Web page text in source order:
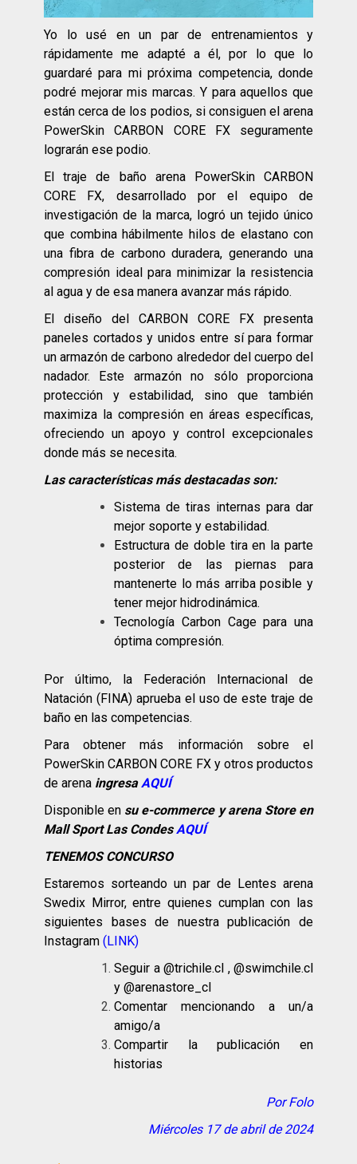
Yo lo usé en un par de entrenamientos y
rápidamente me adapté a él, por lo que lo
guardaré para mi próxima competencia, donde
podré mejorar mis marcas. Y para aquellos que
están cerca de los podios, si consiguen el arena
PowerSkin CARBON CORE FX seguramente
lograrán ese podio.
El traje de baño arena PowerSkin CARBON
CORE FX, desarrollado por el equipo de
investigación de la marca, logró un tejido único
que combina hábilmente hilos de elastano con
una fibra de carbono duradera, generando una
compresión ideal para minimizar la resistencia
al agua y de esa manera avanzar más rápido.
El diseño del CARBON CORE FX presenta
paneles cortados y unidos entre sí para formar
un armazón de carbono alrededor del cuerpo del
nadador. Este armazón no sólo proporciona
protección y estabilidad, sino que también
maximiza la compresión en áreas específicas,
ofreciendo un apoyo y control excepcionales
donde más se necesita.
Las características más destacadas son:
Sistema de tiras internas para dar
mejor soporte y estabilidad.
Estructura de doble tira en la parte
posterior de las piernas para
mantenerte lo más arriba posible y
tener mejor hidrodinámica.
Tecnología Carbon Cage para una
óptima compresión.
Por último, la Federación Internacional de
Natación (FINA) aprueba el uso de este traje de
baño en las competencias.
Para obtener más información sobre el
PowerSkin CARBON CORE FX y otros productos
de arena ingresa AQUÍ
Disponible en su e-commerce y arena Store en
Mall Sport Las CondesAQUÍ
TENEMOS CONCURSO
Estaremos sorteando un par de Lentes arena
Swedix Mirror, entre quienes cumplan con las
siguientes bases de nuestra publicación de
Instagram (LINK)
Seguir a @trichile.cl , @swimchile.cl
y @arenastore_cl
Comentar mencionando a un/a
amigo/a
Compartir la publicación en
historias
Por Folo
Miércoles 17 de abril de 2024